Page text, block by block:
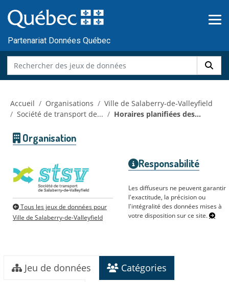
au
contenu
Partenariat Données Québec
Accueil Organisations
Ville de Salaberry-de-Valleyfield
Société de transport de...
Horaires planifiées des...
Organisation
Tous les jeux de données pour
Ville de Salaberry-de-Valleyfield
Responsabilité
Les diffuseurs ne peuvent garantir
l'exactitude, la précision ou
l'intégralité des données mises à
votre disposition sur ce site.
Jeu de données
Catégories